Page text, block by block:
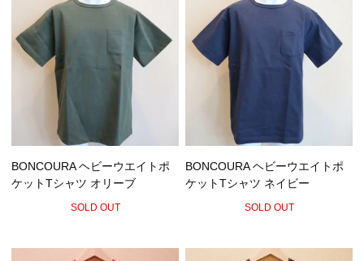
BONCOURA ヘビーウエイトポ
ケットTシャツ オリーブ
SOLD OUT
BONCOURA ヘビーウエイトポ
ケットTシャツ ネイビー
SOLD OUT